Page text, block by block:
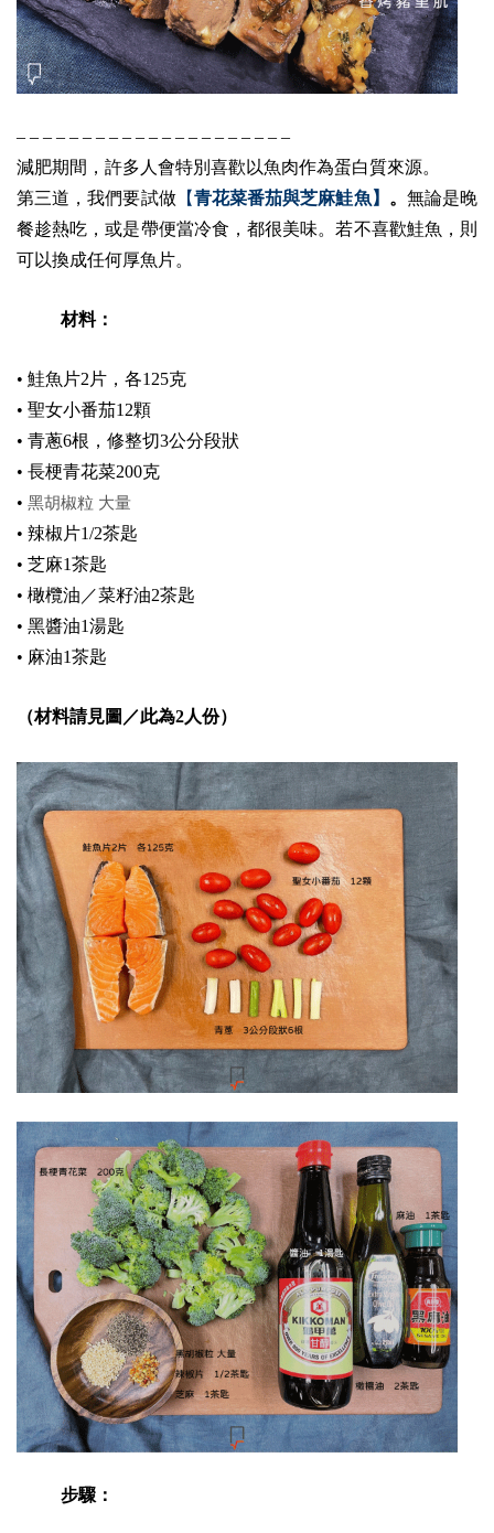
– – – – – – – – – – – – – – – – – – – – –
減肥期間，許多人會特別喜歡以魚肉作為蛋白質來源。
第三道，我們要試做【青花菜番茄與芝麻鮭魚】 。 無論是晚
餐趁熱吃，或是帶便當冷食，都很美味。若不喜歡鮭魚，則
可以換成任何厚魚片。
材料：
• 鮭魚片2片，各125克
• 聖女小番茄12顆
• 青蔥6根，修整切3公分段狀
• 長梗青花菜200克
• 黑胡椒粒 大量
• 辣椒片1/2茶匙
• 芝麻1茶匙
• 橄欖油／菜籽油2茶匙
• 黑醬油1湯匙
• 麻油1茶匙
（材料請見圖／此為2人份）
步驟：